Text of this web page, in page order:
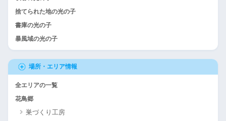
捨てられた地の光の子
書庫の光の子
暴風域の光の子
場所・エリア情報
全エリアの一覧
花鳥郷
巣づくり工房